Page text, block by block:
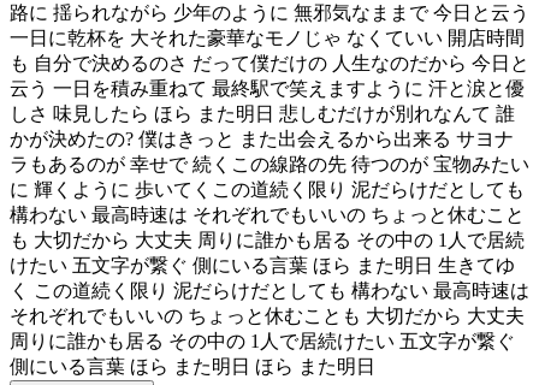
路に 揺られながら 少年のように 無邪気なままで 今日と云う
一日に乾杯を 大それた豪華なモノじゃ なくていい 開店時間
も 自分で決めるのさ だって僕だけの 人生なのだから 今日と
云う 一日を積み重ねて 最終駅で笑えますように 汗と涙と優
しさ 味見したら ほら また明日 悲しむだけが別れなんて 誰
かが決めたの? 僕はきっと また出会えるから出来る サヨナ
ラもあるのが 幸せで 続くこの線路の先 待つのが 宝物みたい
に 輝くように 歩いてくこの道続く限り 泥だらけだとしても
構わない 最高時速は それぞれでもいいの ちょっと休むこと
も 大切だから 大丈夫 周りに誰かも居る その中の 1人で居続
けたい 五文字が繋ぐ 側にいる言葉 ほら また明日 生きてゆ
く この道続く限り 泥だらけだとしても 構わない 最高時速は
それぞれでもいいの ちょっと休むことも 大切だから 大丈夫
周りに誰かも居る その中の 1人で居続けたい 五文字が繋ぐ
側にいる言葉 ほら また明日 ほら また明日